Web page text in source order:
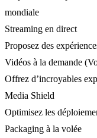
mondiale
Streaming en direct
Proposez des
Vidéos à la demande
Offrez d’incroyables
Media Shield
Optimisez les
Packaging à la volée